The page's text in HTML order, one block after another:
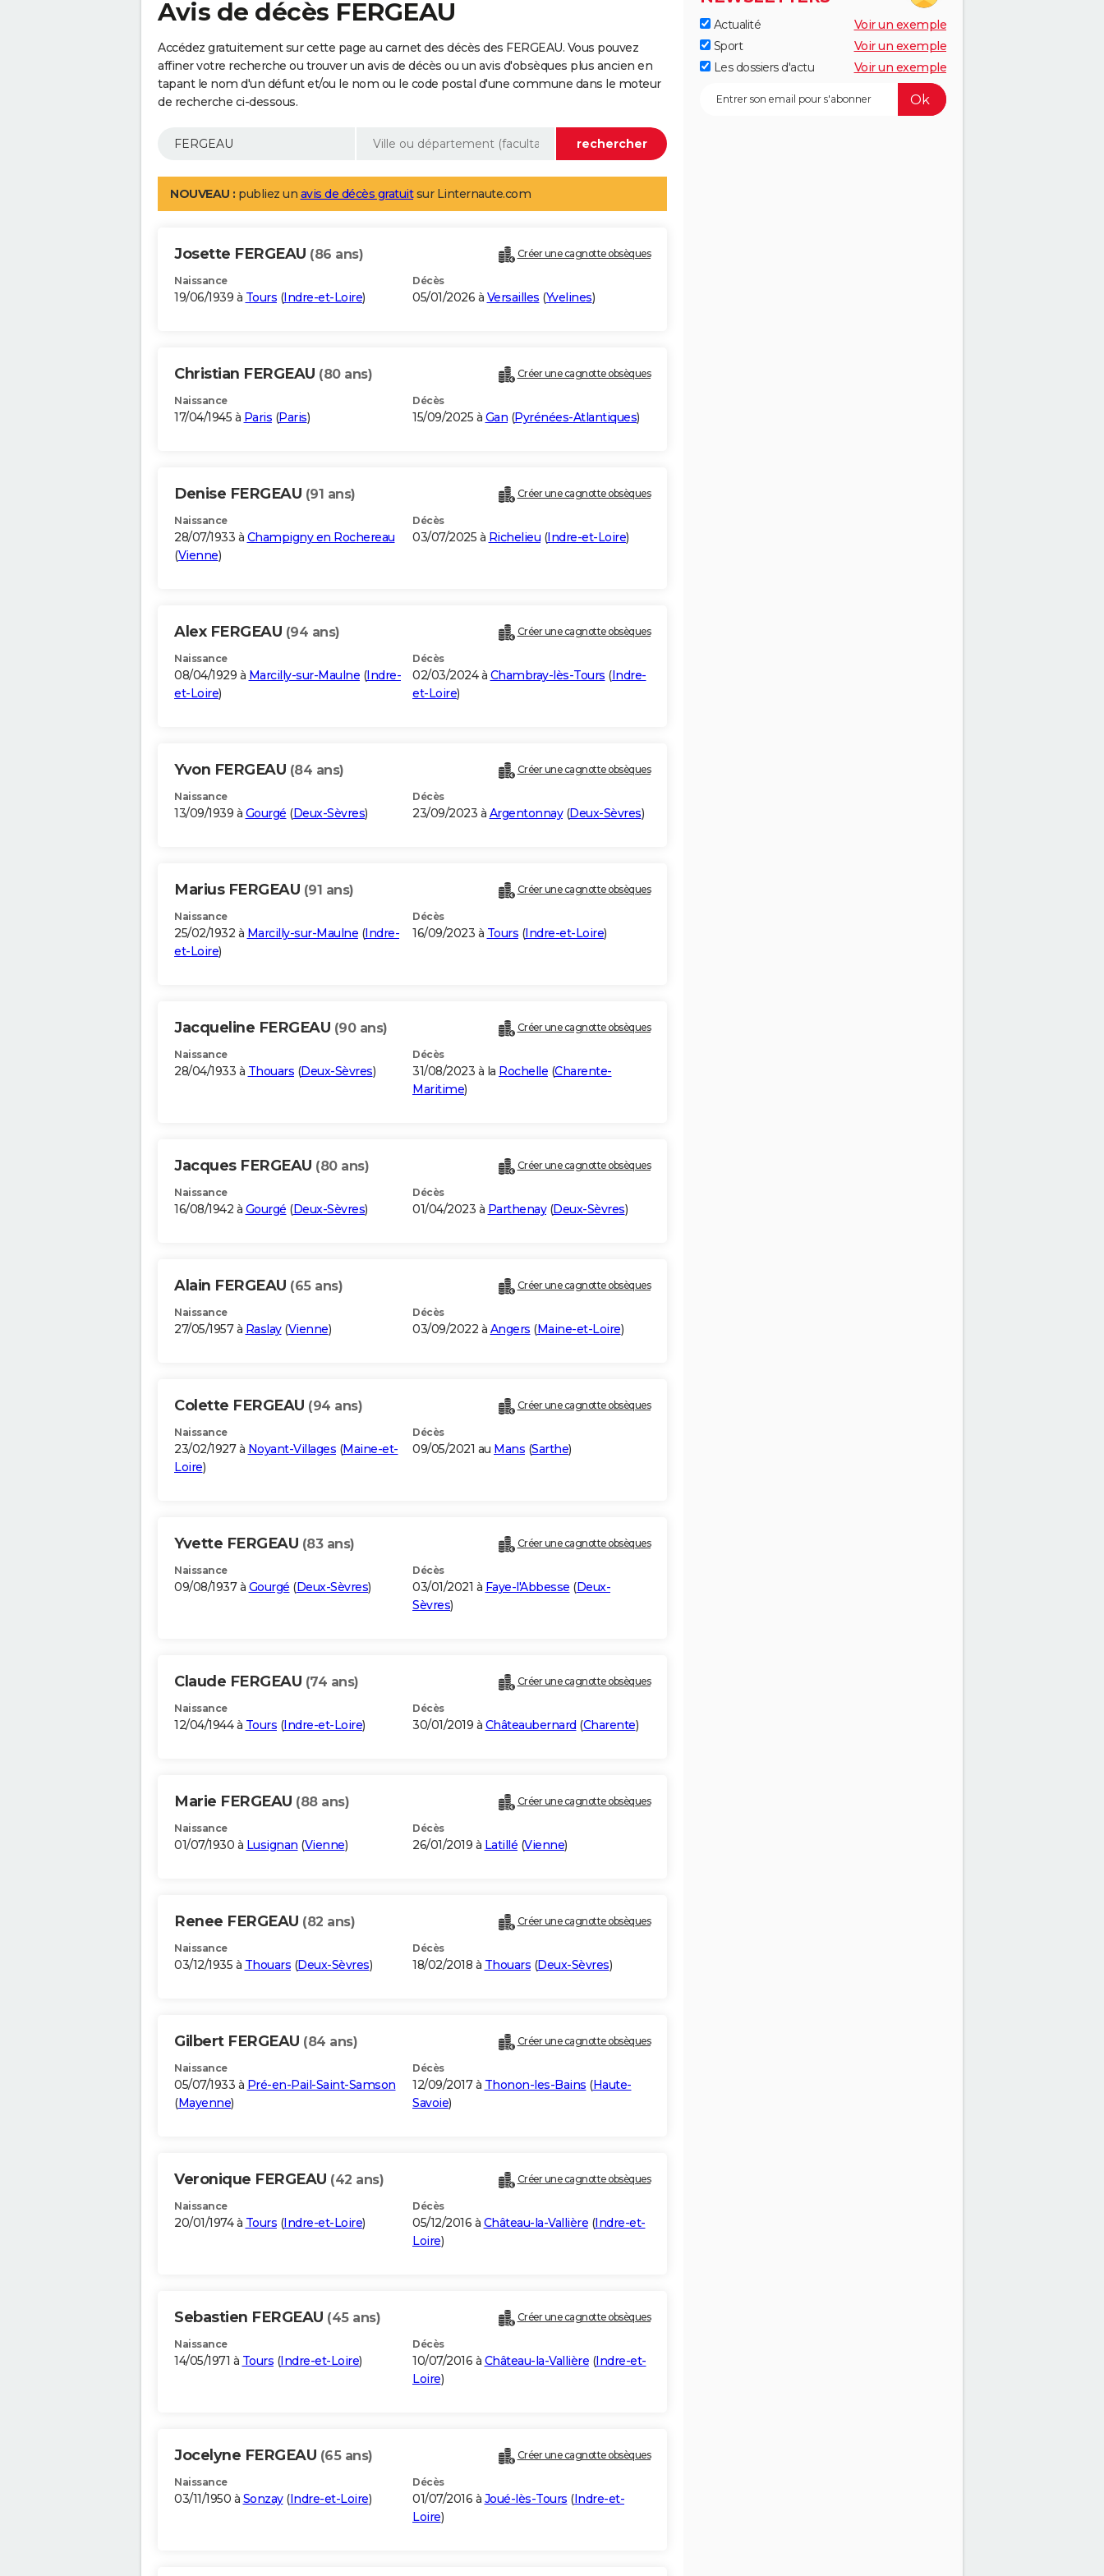
Avis de décès FERGEAU
Accédez gratuitement sur cette page au carnet des décès des FERGEAU. Vous pouvez
affiner votre recherche ou trouver un avis de décès ou un avis d'obsèques plus ancien en
tapant le nom d'un défunt et/ou le nom ou le code postal d'une commune dans le moteur
de recherche ci-dessous.
NOUVEAU : publiez un avis de décès gratuitsur Linternaute.com
Josette FERGEAU (86 ans) Créer une cagnotte obsèques
Naissance
19/06/1939 à Tours (Indre-et-Loire)
Décès
05/01/2026 à Versailles (Yvelines)
Christian FERGEAU (80 ans) Créer une cagnotte obsèques
Naissance
17/04/1945 à Paris (Paris)
Décès
15/09/2025 à Gan (Pyrénées-Atlantiques)
Denise FERGEAU (91 ans) Créer une cagnotte obsèques
Naissance
28/07/1933 à Champigny en Rochereau
(Vienne)
Décès
03/07/2025 à Richelieu (Indre-et-Loire)
Alex FERGEAU (94 ans) Créer une cagnotte obsèques
Naissance
08/04/1929 à Marcilly-sur-Maulne (Indre-
et-Loire)
Décès
02/03/2024 à Chambray-lès-Tours (Indre-
et-Loire)
Yvon FERGEAU (84 ans) Créer une cagnotte obsèques
Naissance
13/09/1939 à Gourgé (Deux-Sèvres)
Décès
23/09/2023 à Argentonnay(Deux-Sèvres)
Marius FERGEAU (91 ans) Créer une cagnotte obsèques
Naissance
25/02/1932 à Marcilly-sur-Maulne (Indre-
et-Loire)
Décès
16/09/2023 à Tours (Indre-et-Loire)
Jacqueline FERGEAU (90 ans) Créer une cagnotte obsèques
Naissance
28/04/1933 à Thouars (Deux-Sèvres)
Décès
31/08/2023 à la Rochelle (Charente-
Maritime)
Jacques FERGEAU (80 ans) Créer une cagnotte obsèques
Naissance
16/08/1942 à Gourgé (Deux-Sèvres)
Décès
01/04/2023 à Parthenay(Deux-Sèvres)
Alain FERGEAU (65 ans) Créer une cagnotte obsèques
Naissance
27/05/1957 à Raslay(Vienne)
Décès
03/09/2022 à Angers (Maine-et-Loire)
Colette FERGEAU (94 ans) Créer une cagnotte obsèques
Naissance
23/02/1927 à Noyant-Villages (Maine-et-
Loire)
Décès
09/05/2021 au Mans (Sarthe)
Yvette FERGEAU (83 ans) Créer une cagnotte obsèques
Naissance
09/08/1937 à Gourgé (Deux-Sèvres)
Décès
03/01/2021 à Faye-l'Abbesse (Deux-
Sèvres)
Claude FERGEAU (74 ans) Créer une cagnotte obsèques
Naissance
12/04/1944 à Tours (Indre-et-Loire)
Décès
30/01/2019 à Châteaubernard (Charente)
Marie FERGEAU (88 ans) Créer une cagnotte obsèques
Naissance
01/07/1930 à Lusignan (Vienne)
Décès
26/01/2019 à Latillé (Vienne)
Renee FERGEAU (82 ans) Créer une cagnotte obsèques
Naissance
03/12/1935 à Thouars (Deux-Sèvres)
Décès
18/02/2018 à Thouars (Deux-Sèvres)
Gilbert FERGEAU (84 ans) Créer une cagnotte obsèques
Naissance
05/07/1933 à Pré-en-Pail-Saint-Samson
(Mayenne)
Décès
12/09/2017 à Thonon-les-Bains (Haute-
Savoie)
Veronique FERGEAU (42 ans) Créer une cagnotte obsèques
Naissance
20/01/1974 à Tours (Indre-et-Loire)
Décès
05/12/2016 à Château-la-Vallière (Indre-et-
Loire)
Sebastien FERGEAU (45 ans) Créer une cagnotte obsèques
Naissance
14/05/1971 à Tours (Indre-et-Loire)
Décès
10/07/2016 à Château-la-Vallière (Indre-et-
Loire)
Jocelyne FERGEAU (65 ans) Créer une cagnotte obsèques
Naissance
03/11/1950 à Sonzay(Indre-et-Loire)
Décès
01/07/2016 à Joué-lès-Tours (Indre-et-
Loire)
Actualité
Voir un exemple
Sport
Voir un exemple
Les dossiers d'actu
Voir un exemple